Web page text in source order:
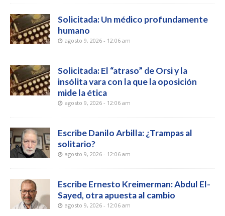
Solicitada: Un médico profundamente
humano
agosto 9, 2026 - 12:06 am
Solicitada: El “atraso” de Orsi y la
insólita vara con la que la oposición
mide la ética
agosto 9, 2026 - 12:06 am
Escribe Danilo Arbilla: ¿Trampas al
solitario?
agosto 9, 2026 - 12:06 am
Escribe Ernesto Kreimerman: Abdul El-
Sayed, otra apuesta al cambio
agosto 9, 2026 - 12:06 am